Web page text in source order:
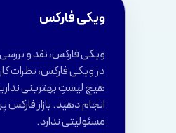
ویکی فارکس
در ویکی فارکس، نظرات
هیچ لیستِ بهترینی
انجام دهید. بازار
مسئولیتی ندارد.